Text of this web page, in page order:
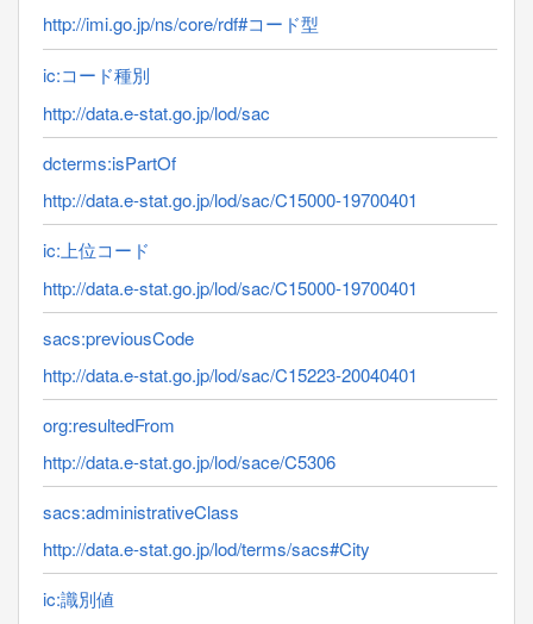
http://imi.go.jp/ns/core/rdf#コード型
ic:コード種別
http://data.e-stat.go.jp/lod/sac
dcterms:isPartOf
http://data.e-stat.go.jp/lod/sac/C15000-19700401
ic:上位コード
http://data.e-stat.go.jp/lod/sac/C15000-19700401
sacs:previousCode
http://data.e-stat.go.jp/lod/sac/C15223-20040401
org:resultedFrom
http://data.e-stat.go.jp/lod/sace/C5306
sacs:administrativeClass
http://data.e-stat.go.jp/lod/terms/sacs#City
ic:識別値